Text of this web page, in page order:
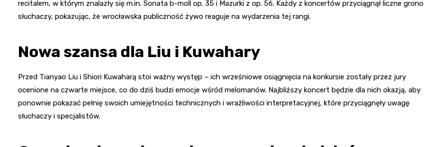
recitalem, w którym znalazły się m.in. Sonata b-moll op. 35 i Mazurki z op. 56. Każdy z koncertów przyciągnął liczne grono
słuchaczy, pokazując, że wrocławska publiczność żywo reaguje na wydarzenia tej rangi.
Nowa szansa dla Liu i Kuwahary
Przed Tianyao Liu i Shiori Kuwaharą stoi ważny występ – ich wrześniowe osiągnięcia na konkursie zostały przez jury
ocenione na czwarte miejsce, co do dziś budzi emocje wśród melomanów. Najbliższy koncert będzie dla nich okazją, aby
ponownie pokazać pełnię swoich umiejętności technicznych i wrażliwości interpretacyjnej, które przyciągnęły uwagę
słuchaczy i specjalistów.